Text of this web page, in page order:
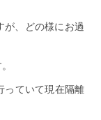
が、どの様にお過
っていて現在隔離